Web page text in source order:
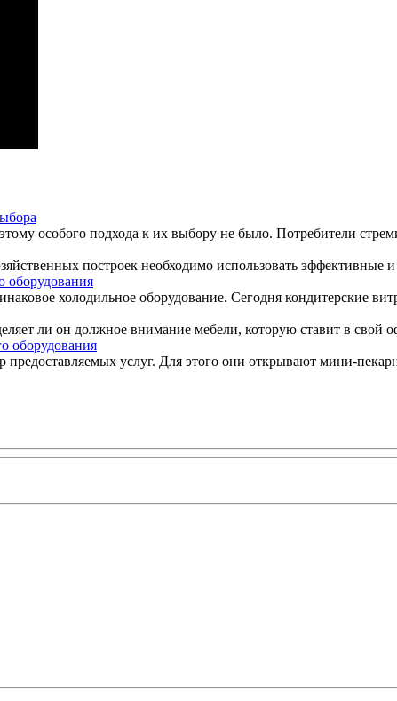
особого подхода к их выбору не было. Потребители
построек необходимо использовать эффективные
оборудования
холодильное оборудование. Сегодня кондитерские
ли он должное внимание мебели, которую ставит в свой
оборудования
услуг. Для этого они открывают мини-